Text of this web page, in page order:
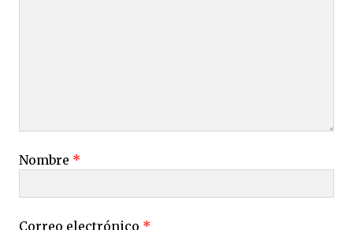
Nombre *
Correo electrónico *